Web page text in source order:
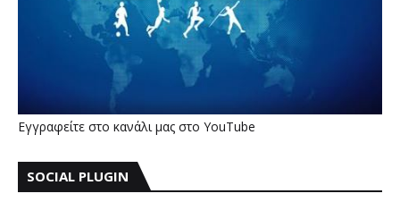
Εγγραφείτε στο κανάλι μας στο YouTube
SOCIAL PLUGIN